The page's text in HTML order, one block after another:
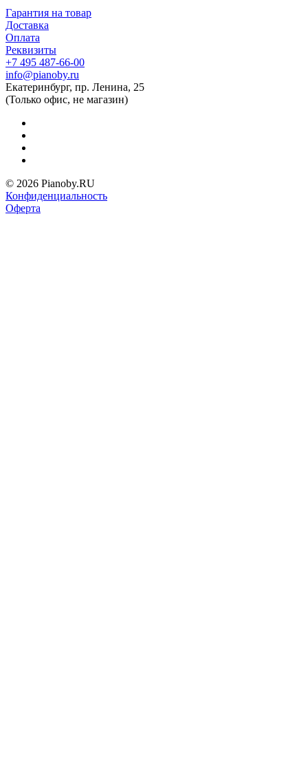
Гарантия на товар
Доставка
Оплата
Реквизиты
+7 495 487-66-00
info@pianoby.ru
Екатеринбург, пр. Ленина, 25
(Только офис, не магазин)
© 2026 Pianoby.RU
Конфиденциальность
Оферта